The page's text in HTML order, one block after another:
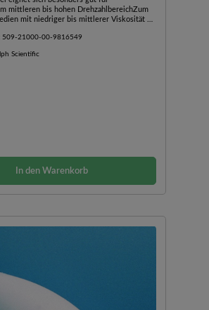
mittleren bis hohen DrehzahlbereichZum
mit niedriger bis mittlerer Viskosität <
eine radiale Strömung
509-21000-00-9816549
Scientific
In den Warenkorb